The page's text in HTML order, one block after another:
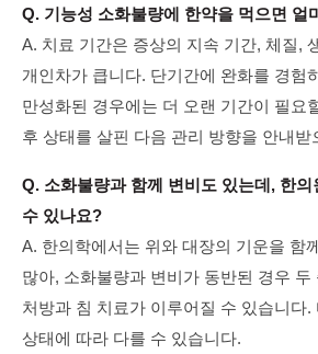
Q. 기능성 소화불량에 한약을 먹으면 얼
A. 치료 기간은 증상의 지속 기간, 체질,
개인차가 큽니다. 단기간에 완화를 경험
만성화된 경우에는 더 오랜 기간이 필요
후 상태를 살핀 다음 관리 방향을 안내받
Q. 소화불량과 함께 변비도 있는데, 한
수 있나요?
A. 한의학에서는 위와 대장의 기운을 함
많아, 소화불량과 변비가 동반된 경우
처방과 침 치료가 이루어질 수 있습니다.
상태에 따라 다를 수 있습니다.